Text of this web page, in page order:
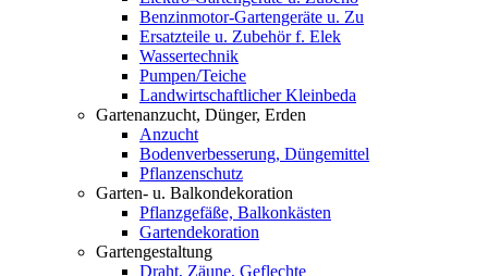
Benzinmotor-Gartengeräte u. Zu
Ersatzteile u. Zubehör f. Elek
Wassertechnik
Pumpen/Teiche
Landwirtschaftlicher Kleinbeda
Gartenanzucht, Dünger, Erden
Anzucht
Bodenverbesserung, Düngemittel
Pflanzenschutz
Garten- u. Balkondekoration
Pflanzgefäße, Balkonkästen
Gartendekoration
Gartengestaltung
Draht, Zäune, Geflechte